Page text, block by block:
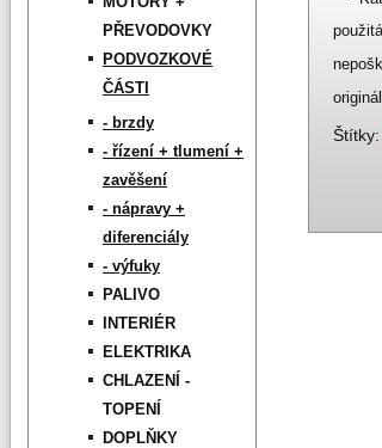
Štítky:
PŘEVODOVKY
PODVOZKOVÉ
ČÁSTI
- brzdy
- řízení + tlumení +
zavěšení
- nápravy +
diferenciály
- výfuky
PALIVO
INTERIÉR
ELEKTRIKA
CHLAZENÍ -
TOPENÍ
DOPLŇKY